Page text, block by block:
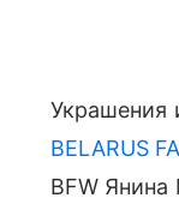
Украшения
BELARUS
BFW Янина